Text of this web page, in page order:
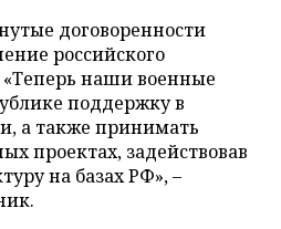
договоренности
российского
наши военные
поддержку в
а также принимать
проектах, задействовав
на базах РФ», –